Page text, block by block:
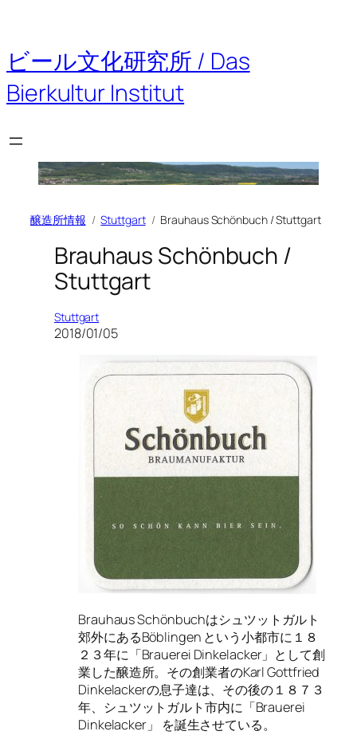
を
ス
キ
ッ
ビール文化研究所 / Das
Bierkultur Institut
醸造所情報 Stuttgart Brauhaus Schönbuch / Stuttgart
Brauhaus Schönbuch /
Stuttgart
Stuttgart
2018/01/05
Brauhaus Schönbuchはシュツットガルト
郊外にあるBöblingen という小都市に１８
２３年に「Brauerei Dinkelacker」として創
業した醸造所。その創業者のKarl Gottfried
Dinkelackerの息子達は、その後の１８７３
年、シュツットガルト市内に「Brauerei
Dinkelacker」 を誕生させている。